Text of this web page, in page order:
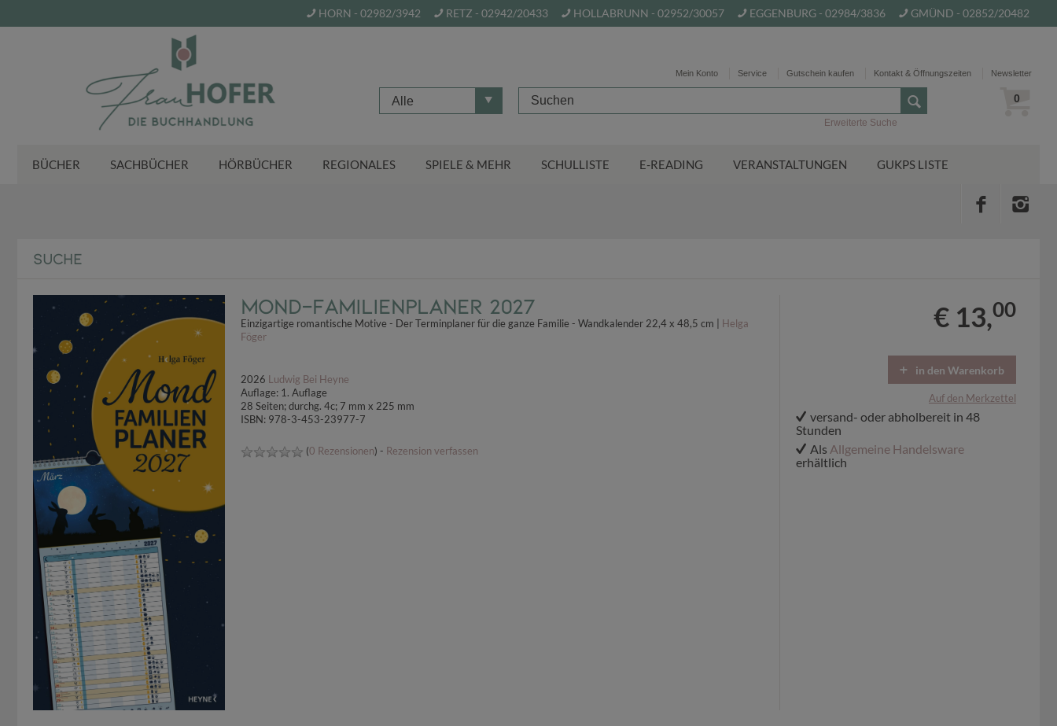
HORN - 02982/3942 RETZ - 02942/20433 HOLLABRUNN - 02952/30057 EGGENBURG - 02984/3836 GMÜND - 02852/20482
Mein Konto Service Gutschein kaufen Kontakt & Öffnungszeiten Newsletter
Alle 0
Erweiterte Suche
BÜCHER SACHBÜCHER HÖRBÜCHER REGIONALES SPIELE & MEHR SCHULLISTE E-READING VERANSTALTUNGEN GUKPS LISTE
SUCHE
Mond-Familienplaner 2027
Einzigartige romantische Motive - Der Terminplaner für die ganze Familie - Wandkalender 22,4 x 48,5 cm | Helga
Föger
2026 Ludwig Bei Heyne
Auflage: 1. Auflage
28 Seiten; durchg. 4c; 7 mm x 225 mm
ISBN: 978-3-453-23977-7
(0 Rezensionen) - Rezension verfassen
€ 13,00
in den Warenkorb
Auf den Merkzettel
versand- oder abholbereit in 48
Stunden
Als Allgemeine Handelsware
erhältlich